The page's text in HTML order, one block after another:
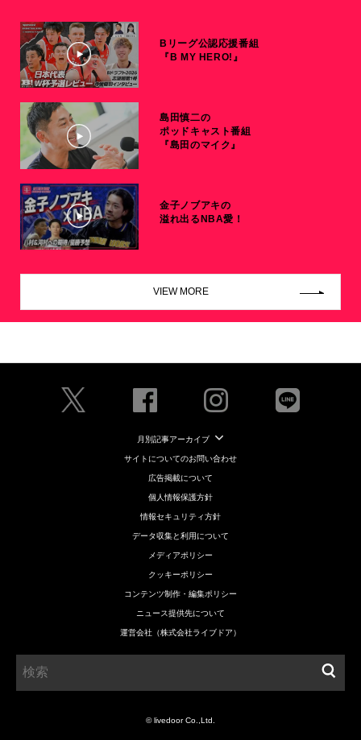
Bリーグ公認応援番組
『B MY HERO!』
島田慎二の
ポッドキャスト番組
『島田のマイク』
金子ノブアキの
溢れ出るNBA愛！
VIEW MORE
月別記事アーカイブ
サイトについてのお問い合わせ
広告掲載について
個人情報保護方針
情報セキュリティ方針
データ収集と利用について
メディアポリシー
クッキーポリシー
コンテンツ制作・編集ポリシー
ニュース提供先について
運営会社（株式会社ライブドア）
© livedoor Co.,Ltd.